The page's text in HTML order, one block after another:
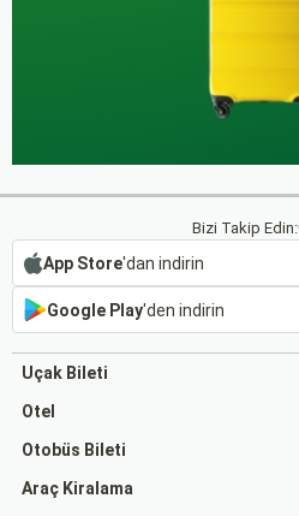
Bizi Takip Edin:
App Store'dan indirin
Google Play'den indirin
Uçak Bileti
Otel
Otobüs Bileti
Araç Kiralama